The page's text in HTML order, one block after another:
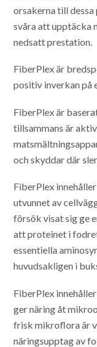
orsakerna till dessa
svåra att upptäcka
nedsatt prestation.
FiberPlex är
positiv inverkan på
FiberPlex är
tillsammans är
och skyddar där
FiberPlex
utvunnet av
försök visat sig ge
att proteinet i
essentiella
huvudsakligen i
FiberPlex
ger näring åt
frisk mikroflora är
näringsupptag av